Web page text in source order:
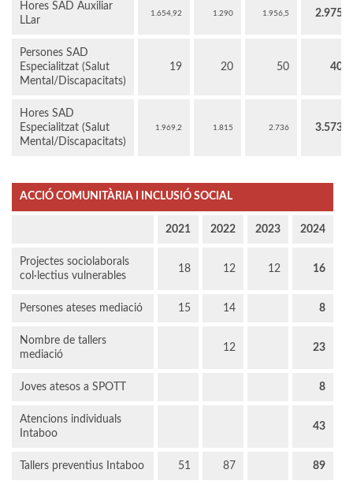
Hores SAD Auxiliar
LLar
1.654,92 1.290 1.956,5 2.975
Persones SAD
Especialitzat (Salut
Mental/Discapacitats)
19 20 50 40
Hores SAD
Especialitzat (Salut
Mental/Discapacitats)
1.969,2 1.815 2.736 3.573
ACCIÓ COMUNITÀRIA I INCLUSIÓ SOCIAL
2021 2022 2023 2024
Projectes sociolaborals
col·lectius vulnerables
18 12 12 16
Persones ateses mediació 15 14 8
Nombre de tallers
mediació
12 23
Joves atesos a SPOTT 8
Atencions individuals
Intaboo
43
Tallers preventius Intaboo 51 87 89